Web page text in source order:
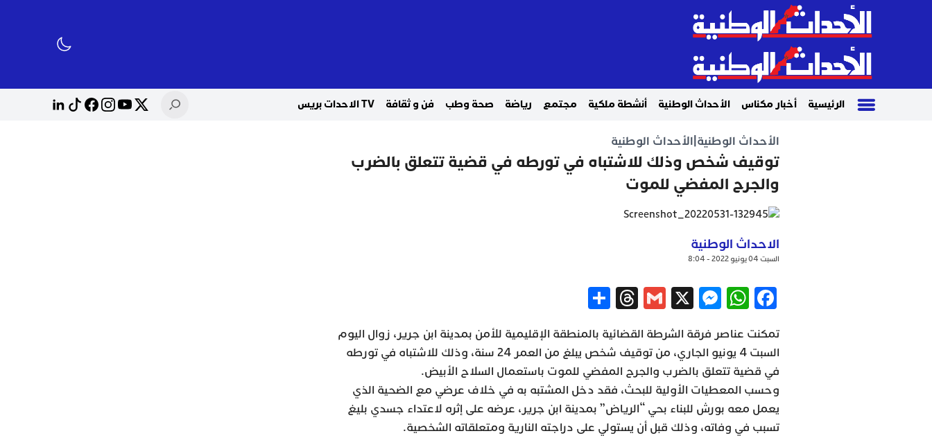
الرئيسية أخبار مكناس الأحداث الوطنية أنشطة ملكية مجتمع رياضة صحة وطب فن و ثقافة TV الاحدات بريس
الأحداث الوطنية الأحداث الوطنية
توقيف شخص وذلك للاشتباه في تورطه في قضية تتعلق بالضرب
والجرح المفضي للموت
الاحداث الوطنية
السبت 04 يونيو 2022 - 8:04
Facebook
WhatsApp
Messenger
X
Gmail
Threads
تمكنت عناصر فرقة الشرطة القضائية بالمنطقة الإقليمية للأمن بمدينة ابن جرير، زوال اليوم
السبت 4 يونيو الجاري، من توقيف شخص يبلغ من العمر 24 سنة، وذلك للاشتباه في تورطه
في قضية تتعلق بالضرب والجرح المفضي للموت باستعمال السلاح الأبيض.
وحسب المعطيات الأولية للبحث، فقد دخل المشتبه به في خلاف عرضي مع الضحية الذي
يعمل معه بورش للبناء بحي “الرياض” بمدينة ابن جرير، عرضه على إثره لاعتداء جسدي بليغ
تسبب في وفاته، وذلك قبل أن يستولي على دراجته النارية ومتعلقاته الشخصية.